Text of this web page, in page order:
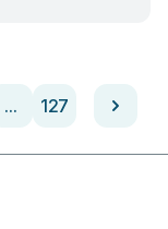
... 127